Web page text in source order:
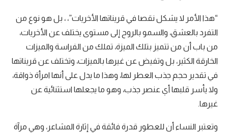
“هذا الأمر لا يشكل نقصا في قريناتها الأخريات”، ، بل هو نوع من
التفرد بالعشق، والسمو بالروح إلى مستوى يختلف عن الأخريات،
من باب أن من تتميز بتلك الميزة، تملك من الفراسة والميزات
الخارقة الكثير، بل وتفيض عن غيرها بالميزات، وتختلف عن قريناتها
في تقدير حجم جذب العطر لها، وهذا ما يدل على أنها امرأة ذواقة،
ولا يأسر قلبها أي عنصر جذب، وهو ما يجعلها استثنائية عن
غيرها.
وتعتبر النساء أن للعطور قدرة فائقة في إثارة المشاعر، وهي مرآة